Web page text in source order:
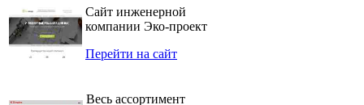
Сайт инженерной
компании Эко-проект
Перейти на сайт
Весь ассортимент